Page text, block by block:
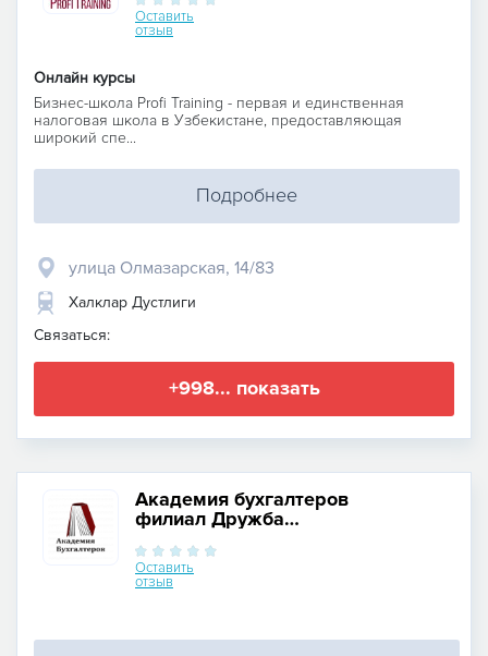
Оставить
отзыв
Онлайн курсы
Бизнес-школа Profi Training - первая и единственная
налоговая школа в Узбекистане, предоставляющая
широкий спе...
Подробнее
улица Олмазарская, 14/83
Халклар Дустлиги
Связаться:
+998... показать
Академия бухгалтеров
филиал Дружба
Оставить
отзыв